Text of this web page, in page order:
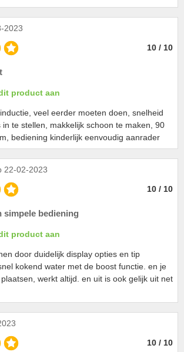
2023
10 / 10
product aan
veel eerder moeten doen, snelheid
te stellen, makkelijk schoon te maken, 90
bediening kinderlijk eenvoudig aanrader
22-02-2023
10 / 10
simpele bediening
product aan
door duidelijk display opties en tip
kokend water met de boost functie. en je
werkt altijd. en uit is ook gelijk uit net
10 / 10